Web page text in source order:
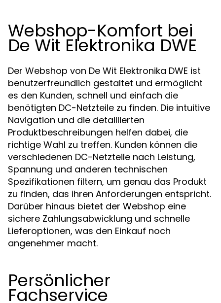
Webshop-Komfort bei
De Wit Elektronika DWE
Der Webshop von De Wit Elektronika DWE ist
benutzerfreundlich gestaltet und ermöglicht
es den Kunden, schnell und einfach die
benötigten DC-Netzteile zu finden. Die intuitive
Navigation und die detaillierten
Produktbeschreibungen helfen dabei, die
richtige Wahl zu treffen. Kunden können die
verschiedenen DC-Netzteile nach Leistung,
Spannung und anderen technischen
Spezifikationen filtern, um genau das Produkt
zu finden, das ihren Anforderungen entspricht.
Darüber hinaus bietet der Webshop eine
sichere Zahlungsabwicklung und schnelle
Lieferoptionen, was den Einkauf noch
angenehmer macht.
Persönlicher
Fachservice